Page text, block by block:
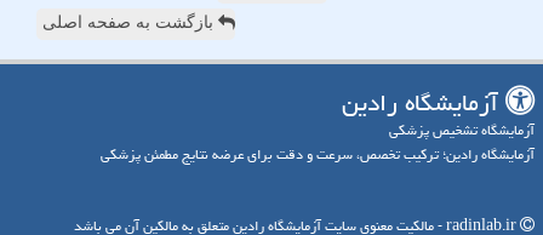
بازگشت به صفحه اصلی
آزمایشگاه رادین
آزمایشگاه تشخیص پزشکی
آزمایشگاه رادین؛ ترکیب تخصص، سرعت و دقت برای عرضه نتایج مطمئن پزشکی